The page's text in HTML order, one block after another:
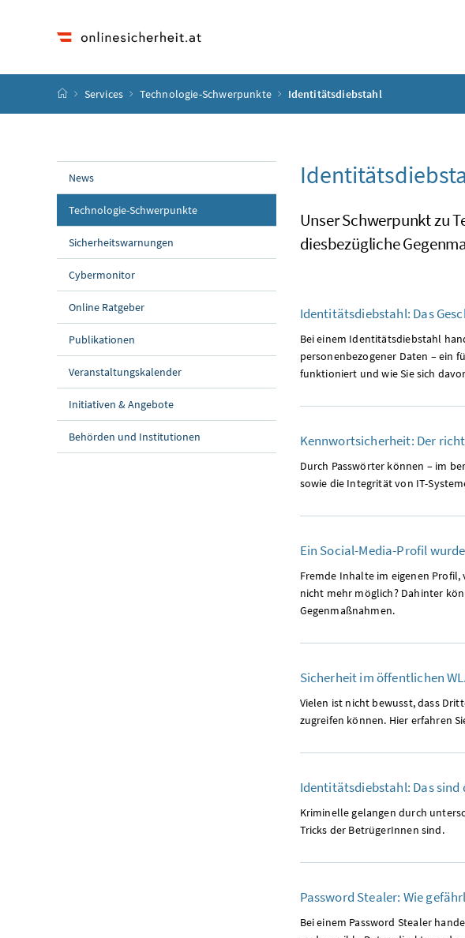
Startseite
Services Technologie-Schwerpunkte Identitätsdiebstahl
News
Technologie-Schwerpunkte
Sicherheitswarnungen
Cybermonitor
Online Ratgeber
Publikationen
Veranstaltungskalender
Initiativen & Angebote
Behörden und Institutionen
Unser Schwerpunkt zu
diesbezügliche
Identitätsdiebstahl: Das
Bei einem Identitätsdiebstahl
personenbezogener Daten – ein
funktioniert und wie Sie sich
Kennwortsicherheit: Der
Durch Passwörter können – im
sowie die Integrität von IT-
Ein Social-Media-Profil
Fremde Inhalte im eigenen
nicht mehr möglich? Dahinter
Gegenmaßnahmen.
Sicherheit im öffentlichen
Vielen ist nicht bewusst, dass
zugreifen können. Hier erfahren
Identitätsdiebstahl: Das
Kriminelle gelangen durch
Tricks der BetrügerInnen sind.
Password Stealer: Wie
Bei einem Password Stealer